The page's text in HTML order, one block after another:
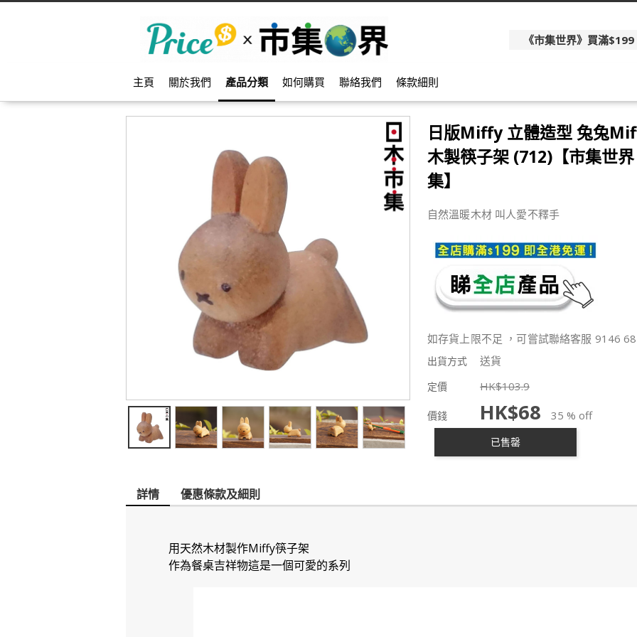
《市集世界》買滿
主頁 關於我們 產品分類 如何購買 聯絡我們 條款細則
日版Miffy 立體造型 兔兔
木製筷子架 (712)【市集世
集】
自然溫暖木材 叫人愛不釋手
如存貨上限不足 ，可嘗試聯絡客服 9146
出貨方式 送貨
定價 HK$103.9
價錢 HK$68 35 % off
已售罄
詳情 優惠條款及細則
用天然木材製作Miffy筷子架
作為餐桌吉祥物這是一個可愛的系列